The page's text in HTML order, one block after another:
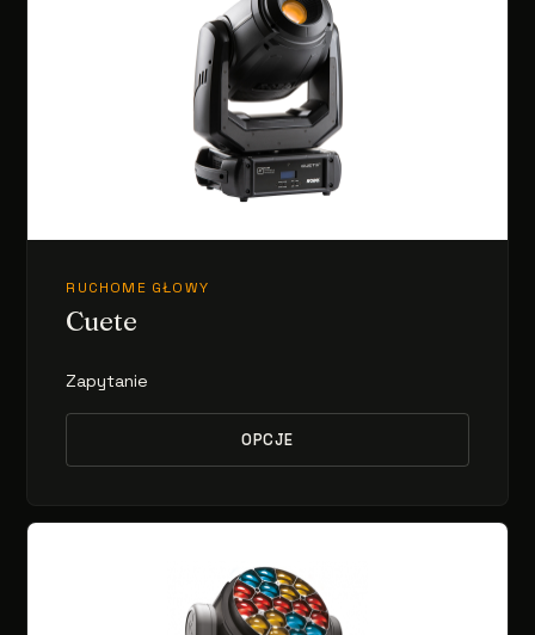
RUCHOME GŁOWY
Cuete
Zapytanie
OPCJE